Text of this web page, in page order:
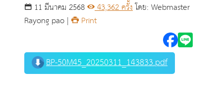
11 มีนาคม 2568 43,362 ครั้งโดย: Webmaster
Rayong pao |
Print
BP-50M45_20250311_143833.pdf